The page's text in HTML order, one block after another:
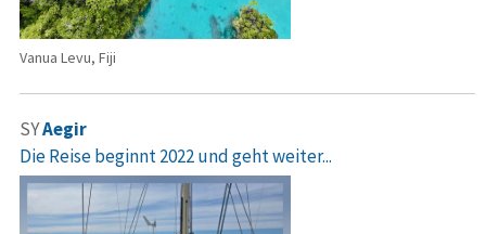
Vanua Levu, Fiji
SYAegir
Die Reise beginnt 2022 und geht weiter...